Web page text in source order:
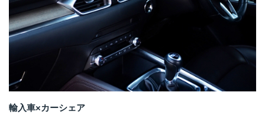
輸入車×カーシェア